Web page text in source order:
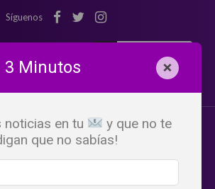
Síguenos
3 Minutos ×
noticias en tu
y que no te
que no sabías!